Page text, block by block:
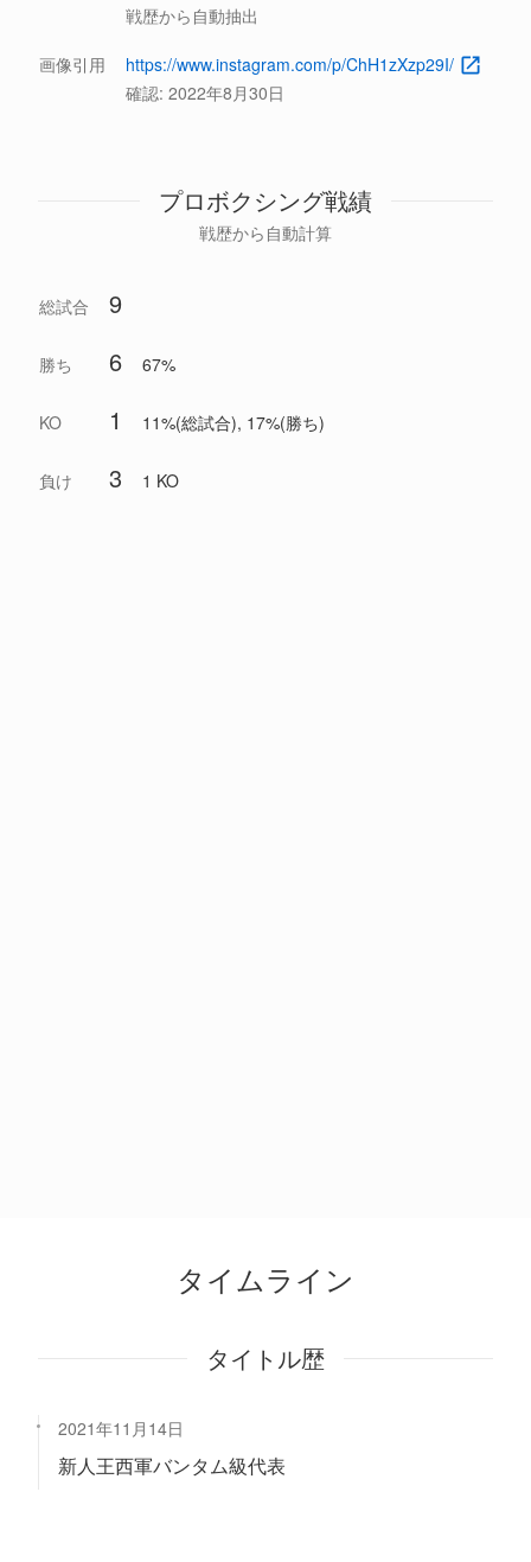
戦歴から自動抽出
画像引用
https://www.instagram.com/p/ChH1zXzp29I/
確認: 2022年8月30日
プロボクシング戦績
戦歴から自動計算
総試合 9
勝ち 6 67%
KO 1 11%(総試合), 17%(勝ち)
負け 3 1 KO
タイムライン
タイトル歴
2021年11月14日
新人王西軍バンタム級代表